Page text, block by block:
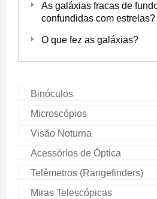
As galáxias fracas de
confundidas com estrelas?
O que fez as galáxias?
Binóculos
Microscópios
Visão Noturna
Acessórios de Óptica
Telêmetros (Rangefinders)
Miras Telescópicas